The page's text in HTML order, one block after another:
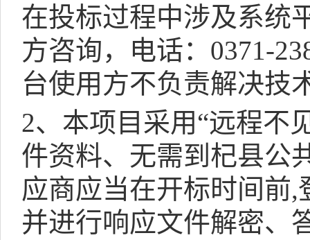
在投标过程中涉及系统
方咨询，电话： 0371-
台使用方不负责解决技
2、本项目采用“远程不
件资料、无需到杞县公
应商应当在开标时间前,
并进行响应文件解密、